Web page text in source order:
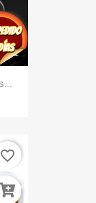
favorite_border